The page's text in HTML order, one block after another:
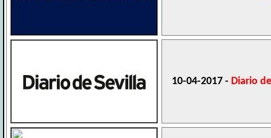
10-04-2017 - Diario